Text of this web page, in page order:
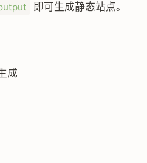
即可生成静态站点。
成